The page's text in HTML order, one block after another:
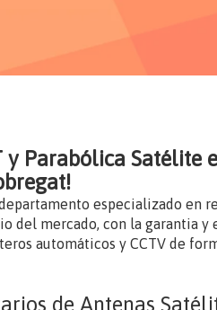
y Parabólica Satélite
especializado en
del mercado, con la garantia
automáticos y CCTV de
de Antenas